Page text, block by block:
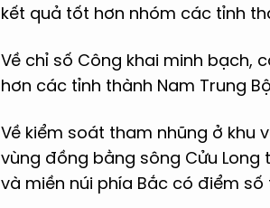
kết quả tốt hơn nhóm các tỉnh
Về chỉ số Công khai minh bạch,
hơn các tỉnh thành Nam Trung Bộ
Về kiểm soát tham nhũng ở khu
vùng đồng bằng sông Cửu
và miền núi phía Bắc có điểm số